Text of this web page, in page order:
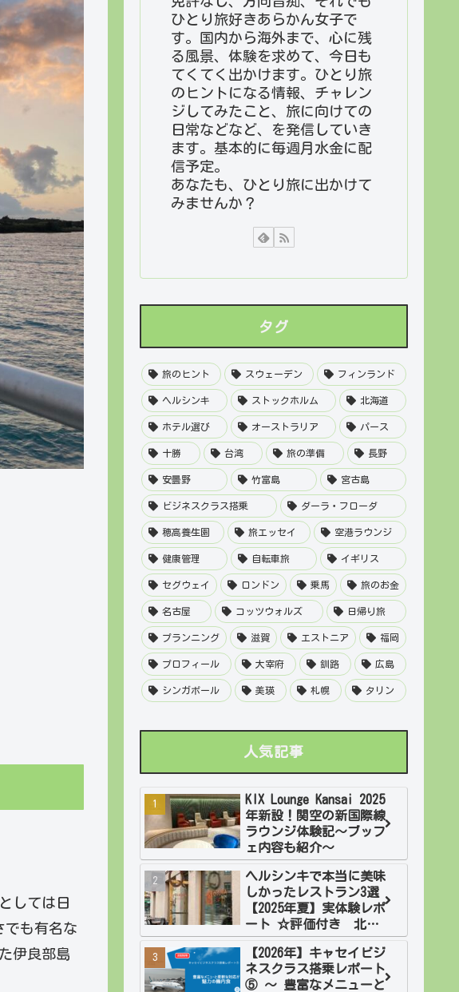
しては日
でも有名な
伊良部島
ひとり旅好きあらかん女子で
す。国内から海外まで、心に残
る風景、体験を求めて、今日も
てくてく出かけます。ひとり旅
のヒントになる情報、チャレン
ジしてみたこと、旅に向けての
日常などなど、を発信していき
ます。基本的に毎週月水金に配
信予定。
あなたも、ひとり旅に出かけて
みませんか？
タグ
旅のヒント スウェーデン フィンランド
ヘルシンキ ストックホルム 北海道
ホテル選び オーストラリア パース
十勝 台湾 旅の準備 長野
安曇野 竹富島 宮古島
ビジネスクラス搭乗 ダーラ・フローダ
穂高養生園 旅エッセイ 空港ラウンジ
健康管理 自転車旅 イギリス
セグウェイ ロンドン 乗馬 旅のお金
名古屋 コッツウォルズ 日帰り旅
プランニング 滋賀 エストニア 福岡
プロフィール 大宰府 釧路 広島
シンガポール 美瑛 札幌 タリン
人気記事
KIX Lounge Kansai 2025
年新設！関空の新国際線
ラウンジ体験記～ブッフ
ェ内容も紹介～
ヘルシンキで本当に美味
しかったレストラン3選
【2025年夏】実体験レポ
ート ☆評価付き 北欧2
週間旅・フィンランド
【2026年】キャセイビジ
ネスクラス搭乗レポート
⑤ ～ 豊富なメニューと